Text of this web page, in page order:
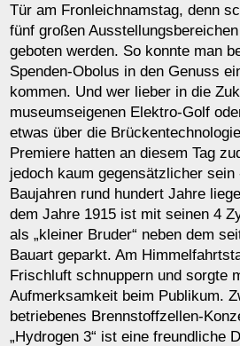
Tür am Fronleichnamstag, denn
fünf großen
geboten werden. So konnte man
Spenden-Obolus in den Genuss
kommen. Und wer lieber in die
museumseigenen Elektro-Golf
etwas über die
Premiere hatten an diesem Tag
jedoch kaum gegensätzlicher
Baujahren rund hundert Jahre
dem Jahre 1915 ist mit seinen 4
als „kleiner Bruder“ neben dem
Bauart geparkt. Am
Frischluft schnuppern und sorgte
Aufmerksamkeit beim Publikum.
betriebenes Brennstoffzellen-
„Hydrogen 3“ ist eine freundliche